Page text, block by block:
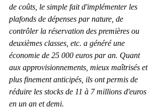
de coûts, le simple fait d'implémenter les
plafonds de dépenses par nature, de
contrôler la réservation des premières ou
deuxièmes classes, etc. a généré une
économie de 25 000 euros par an. Quant
aux approvisionnements, mieux maîtrisés et
plus finement anticipés, ils ont permis de
réduire les stocks de 11 à 7 millions d'euros
en un an et demi.